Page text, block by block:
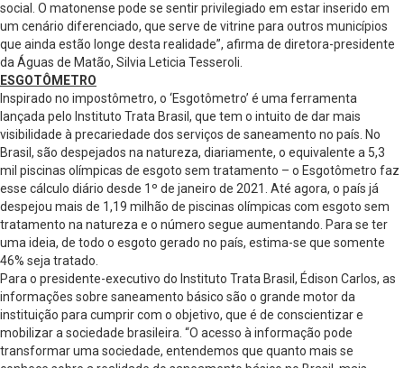
social. O matonense pode se sentir privilegiado em estar inserido em
um cenário diferenciado, que serve de vitrine para outros municípios
que ainda estão longe desta realidade”, afirma de diretora-presidente
da Águas de Matão, Silvia Leticia Tesseroli.
ESGOTÔMETRO
Inspirado no impostômetro, o ‘Esgotômetro’ é uma ferramenta
lançada pelo Instituto Trata Brasil, que tem o intuito de dar mais
visibilidade à precariedade dos serviços de saneamento no país. No
Brasil, são despejados na natureza, diariamente, o equivalente a 5,3
mil piscinas olímpicas de esgoto sem tratamento – o Esgotômetro faz
esse cálculo diário desde 1º de janeiro de 2021. Até agora, o país já
despejou mais de 1,19 milhão de piscinas olímpicas com esgoto sem
tratamento na natureza e o número segue aumentando. Para se ter
uma ideia, de todo o esgoto gerado no país, estima-se que somente
46% seja tratado.
Para o presidente-executivo do Instituto Trata Brasil, Édison Carlos, as
informações sobre saneamento básico são o grande motor da
instituição para cumprir com o objetivo, que é de conscientizar e
mobilizar a sociedade brasileira. “O acesso à informação pode
transformar uma sociedade, entendemos que quanto mais se